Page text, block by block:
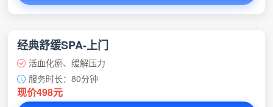
经典舒缓SPA-上门
活血化瘀、缓解压力
服务时长：80分钟
现价498元